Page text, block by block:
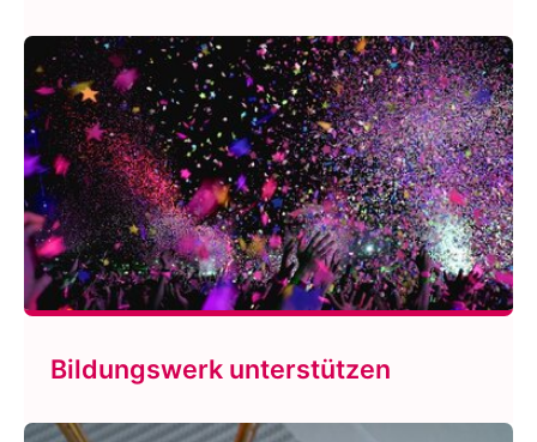
Bildungswerk unterstützen